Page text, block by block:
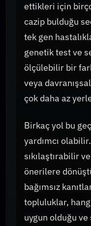
ettikleri için
cazip bulduğu
tek gen
genetik test ve
ölçülebilir bir
veya
çok daha az
Birkaç yol bu
yardımcı
sıkılaştırabilir
önerilere
bağımsız
topluluklar,
uygun olduğu